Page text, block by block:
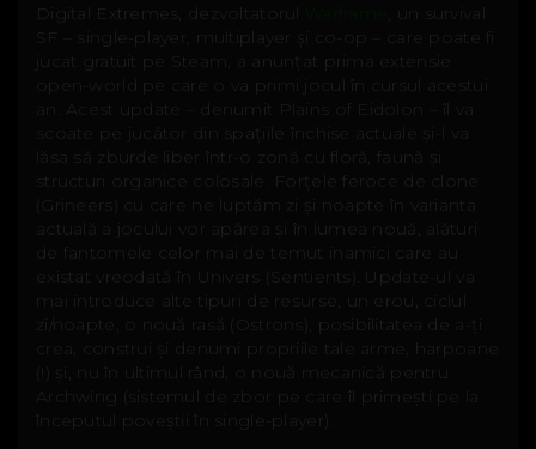
Digital Extremes, dezvoltatorul
SF – single-player, multiplayer și co-op – care poate fi
jucat gratuit pe Steam, a anunțat prima extensie
open-world pe care o va primi jocul în cursul acestui
an. Acest update – denumit Plains of Eidolon – îl va
scoate pe jucător din spațiile închise actuale și-l va
lăsa să zburde liber într-o zonă cu floră, faună și
structuri organice colosale. Forțele feroce de clone
(Grineers) cu care ne luptăm zi și noapte în varianta
actuală a jocului vor apărea și în lumea nouă, alături
de fantomele celor mai de temut inamici care au
existat vreodată în Univers (Sentients). Update-ul va
mai introduce alte tipuri de resurse, un erou, ciclul
zi/noapte, o nouă rasă (Ostrons), posibilitatea de a-ți
crea, construi și denumi propriile tale arme, harpoane
(!) și, nu în ultimul rând, o nouă mecanică pentru
Archwing (sistemul de zbor pe care îl primești pe la
începutul poveștii în single-player).